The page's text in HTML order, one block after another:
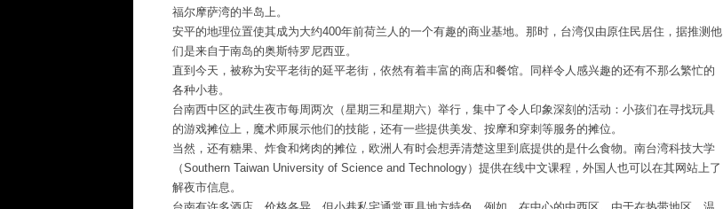
福尔摩萨湾的半岛上。
安平的地理位置使其成为大约400年前荷兰人的一个有趣的商业基地。那时，台湾仅由原住民居住，据推测他
们是来自于南岛的奥斯特罗尼西亚。
直到今天，被称为安平老街的延平老街，依然有着丰富的商店和餐馆。同样令人感兴趣的还有不那么繁忙的
各种小巷。
台南西中区的武生夜市每周两次（星期三和星期六）举行，集中了令人印象深刻的活动：小孩们在寻找玩具
的游戏摊位上，魔术师展示他们的技能，还有一些提供美发、按摩和穿刺等服务的摊位。
当然，还有糖果、炸食和烤肉的摊位，欧洲人有时会想弄清楚这里到底提供的是什么食物。南台湾科技大学
（Southern Taiwan University of Science and Technology）提供在线中文课程，外国人也可以在其网站上了
解夜市信息。